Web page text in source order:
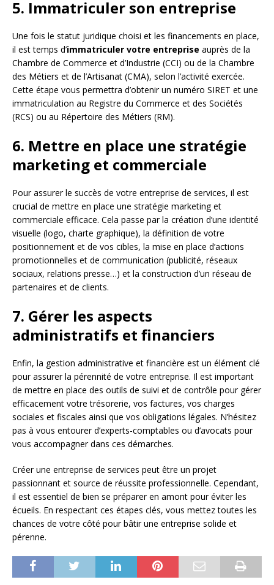
5. Immatriculer son entreprise
Une fois le statut juridique choisi et les financements en place,
il est temps d’immatriculer votre entreprise auprès de la
Chambre de Commerce et d’Industrie (CCI) ou de la Chambre
des Métiers et de l’Artisanat (CMA), selon l’activité exercée.
Cette étape vous permettra d’obtenir un numéro SIRET et une
immatriculation au Registre du Commerce et des Sociétés
(RCS) ou au Répertoire des Métiers (RM).
6. Mettre en place une stratégie
marketing et commerciale
Pour assurer le succès de votre entreprise de services, il est
crucial de mettre en place une stratégie marketing et
commerciale efficace. Cela passe par la création d’une identité
visuelle (logo, charte graphique), la définition de votre
positionnement et de vos cibles, la mise en place d’actions
promotionnelles et de communication (publicité, réseaux
sociaux, relations presse…) et la construction d’un réseau de
partenaires et de clients.
7. Gérer les aspects
administratifs et financiers
Enfin, la gestion administrative et financière est un élément clé
pour assurer la pérennité de votre entreprise. Il est important
de mettre en place des outils de suivi et de contrôle pour gérer
efficacement votre trésorerie, vos factures, vos charges
sociales et fiscales ainsi que vos obligations légales. N’hésitez
pas à vous entourer d’experts-comptables ou d’avocats pour
vous accompagner dans ces démarches.
Créer une entreprise de services peut être un projet
passionnant et source de réussite professionnelle. Cependant,
il est essentiel de bien se préparer en amont pour éviter les
écueils. En respectant ces étapes clés, vous mettez toutes les
chances de votre côté pour bâtir une entreprise solide et
pérenne.